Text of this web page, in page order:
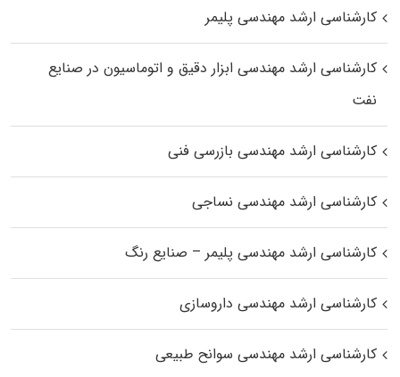
کارشناسی ارشد مهندسی پلیمر
کارشناسی ارشد مهندسی ابزار دقیق و اتوماسیون در صنایع
نفت
کارشناسی ارشد مهندسی بازرسی فنی
کارشناسی ارشد مهندسی نساجی
کارشناسی ارشد مهندسی پلیمر – صنایع رنگ
کارشناسی ارشد مهندسی داروسازی
کارشناسی ارشد مهندسی سوانح طبیعی